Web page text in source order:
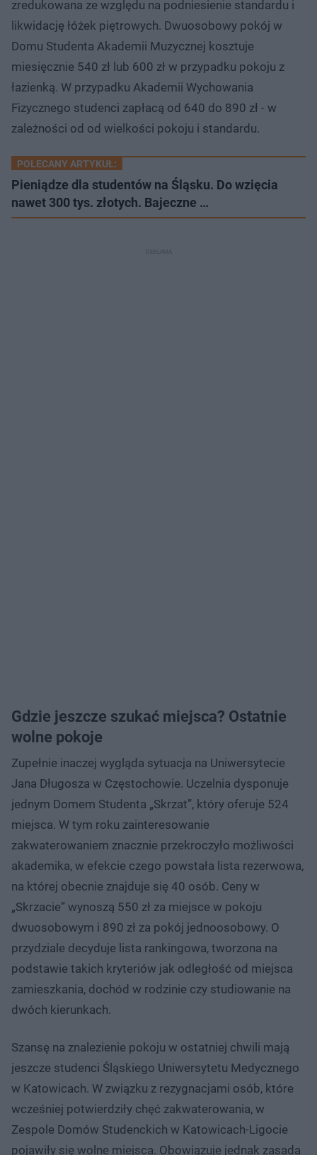
zredukowana ze względu na podniesienie standardu i
likwidację łóżek piętrowych. Dwuosobowy pokój w
Domu Studenta Akademii Muzycznej kosztuje
miesięcznie 540 zł lub 600 zł w przypadku pokoju z
łazienką. W przypadku Akademii Wychowania
Fizycznego studenci zapłacą od 640 do 890 zł - w
zależności od od wielkości pokoju i standardu.
POLECANY ARTYKUŁ:
Pieniądze dla studentów na Śląsku. Do wzięcia
nawet 300 tys. złotych. Bajeczne …
Gdzie jeszcze szukać miejsca? Ostatnie
wolne pokoje
Zupełnie inaczej wygląda sytuacja na Uniwersytecie
Jana Długosza w Częstochowie. Uczelnia dysponuje
jednym Domem Studenta „Skrzat”, który oferuje 524
miejsca. W tym roku zainteresowanie
zakwaterowaniem znacznie przekroczyło możliwości
akademika, w efekcie czego powstała lista rezerwowa,
na której obecnie znajduje się 40 osób. Ceny w
„Skrzacie” wynoszą 550 zł za miejsce w pokoju
dwuosobowym i 890 zł za pokój jednoosobowy. O
przydziale decyduje lista rankingowa, tworzona na
podstawie takich kryteriów jak odległość od miejsca
zamieszkania, dochód w rodzinie czy studiowanie na
dwóch kierunkach.
Szansę na znalezienie pokoju w ostatniej chwili mają
jeszcze studenci Śląskiego Uniwersytetu Medycznego
w Katowicach. W związku z rezygnacjami osób, które
wcześniej potwierdziły chęć zakwaterowania, w
Zespole Domów Studenckich w Katowicach-Ligocie
pojawiły się wolne miejsca. Obowiązuje jednak zasada